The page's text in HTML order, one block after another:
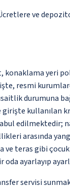
ve
konaklama yeri
resmi
durumuna
kullanılan
edilmektedir;
arasında
teras gibi
ayarlayıp
servisi